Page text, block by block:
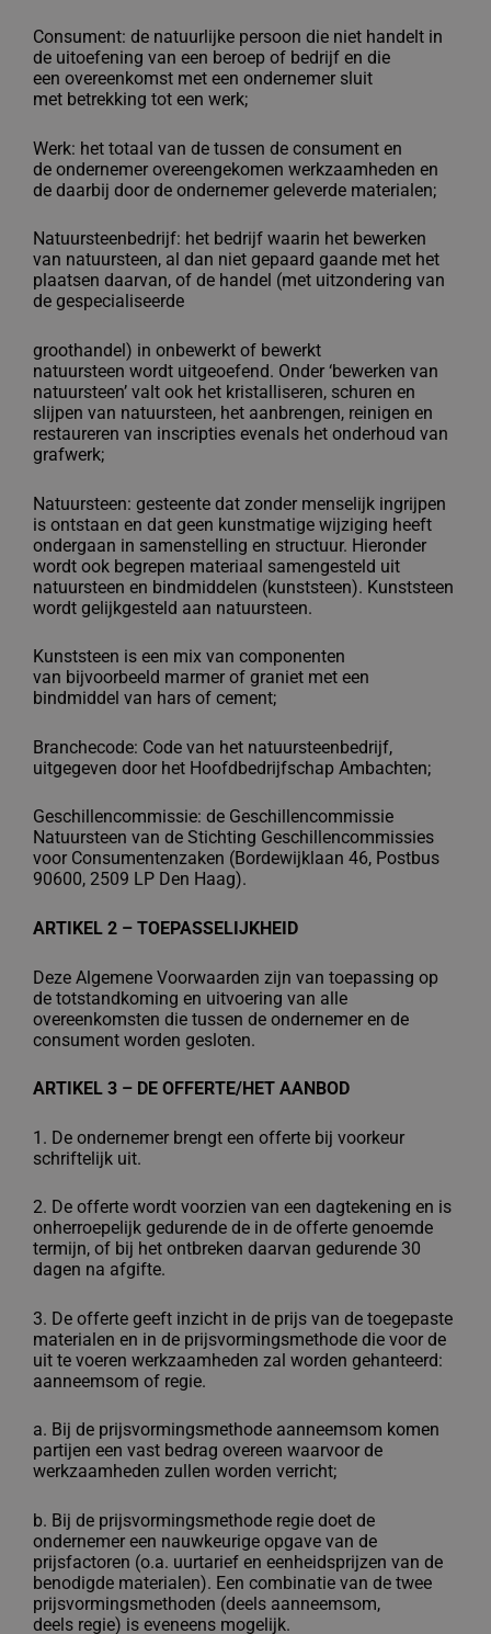
Consument: de natuurlijke persoon die niet handelt in
de uitoefening van een beroep of bedrijf en die
een overeenkomst met een ondernemer sluit
met betrekking tot een werk;
Werk: het totaal van de tussen de consument en
de ondernemer overeengekomen werkzaamheden en
de daarbij door de ondernemer geleverde materialen;
Natuursteenbedrijf: het bedrijf waarin het bewerken
van natuursteen, al dan niet gepaard gaande met het
plaatsen daarvan, of de handel (met uitzondering van
de gespecialiseerde
groothandel) in onbewerkt of bewerkt
natuursteen wordt uitgeoefend. Onder ‘bewerken van
natuursteen’ valt ook het kristalliseren, schuren en
slijpen van natuursteen, het aanbrengen, reinigen en
restaureren van inscripties evenals het onderhoud van
grafwerk;
Natuursteen: gesteente dat zonder menselijk ingrijpen
is ontstaan en dat geen kunstmatige wijziging heeft
ondergaan in samenstelling en structuur. Hieronder
wordt ook begrepen materiaal samengesteld uit
natuursteen en bindmiddelen (kunststeen). Kunststeen
wordt gelijkgesteld aan natuursteen.
Kunststeen is een mix van componenten
van bijvoorbeeld marmer of graniet met een
bindmiddel van hars of cement;
Branchecode: Code van het natuursteenbedrijf,
uitgegeven door het Hoofdbedrijfschap Ambachten;
Geschillencommissie: de Geschillencommissie
Natuursteen van de Stichting Geschillencommissies
voor Consumentenzaken (Bordewijklaan 46, Postbus
90600, 2509 LP Den Haag).
ARTIKEL 2 – TOEPASSELIJKHEID
Deze Algemene Voorwaarden zijn van toepassing op
de totstandkoming en uitvoering van alle
overeenkomsten die tussen de ondernemer en de
consument worden gesloten.
ARTIKEL 3 – DE OFFERTE/HET AANBOD
1. De ondernemer brengt een offerte bij voorkeur
schriftelijk uit.
2. De offerte wordt voorzien van een dagtekening en is
onherroepelijk gedurende de in de offerte genoemde
termijn, of bij het ontbreken daarvan gedurende 30
dagen na afgifte.
3. De offerte geeft inzicht in de prijs van de toegepaste
materialen en in de prijsvormingsmethode die voor de
uit te voeren werkzaamheden zal worden gehanteerd:
aanneemsom of regie.
a. Bij de prijsvormingsmethode aanneemsom komen
partijen een vast bedrag overeen waarvoor de
werkzaamheden zullen worden verricht;
b. Bij de prijsvormingsmethode regie doet de
ondernemer een nauwkeurige opgave van de
prijsfactoren (o.a. uurtarief en eenheidsprijzen van de
benodigde materialen). Een combinatie van de twee
prijsvormingsmethoden (deels aanneemsom,
deels regie) is eveneens mogelijk.